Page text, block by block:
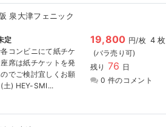
泉大津フェニック
定
コンビニにて紙チケ
席は紙チケットを発
でご検討宜しくお願
土) HEY-SMI...
19,800 円/枚 4 枚
残り 76 日
0 件のコメント